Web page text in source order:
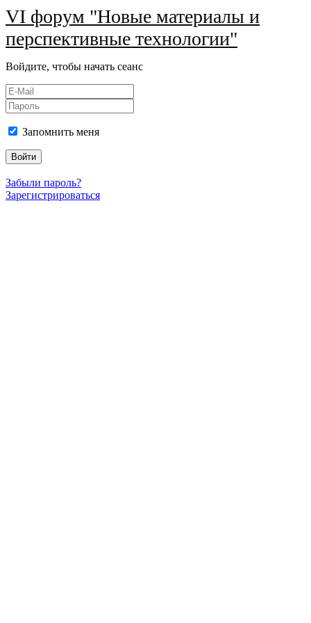
VI форум "Новые материалы и
перспективные технологии"
Войдите, чтобы начать сеанс
Запомнить меня
Войти
Забыли пароль?
Зарегистрироваться